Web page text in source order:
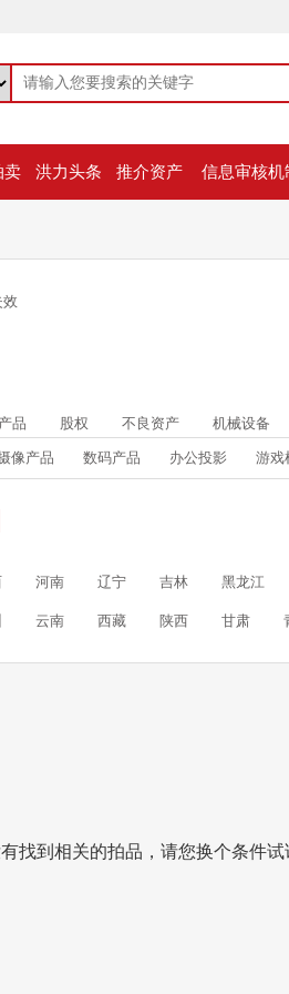
卖 洪力头条 推介资产 信息审核机
效
品 股权 不良资产 机械设备
像产品 数码产品 办公投影 游戏
河南 辽宁 吉林 黑龙江
云南 西藏 陕西 甘肃
找到相关的拍品，请您换个条件试